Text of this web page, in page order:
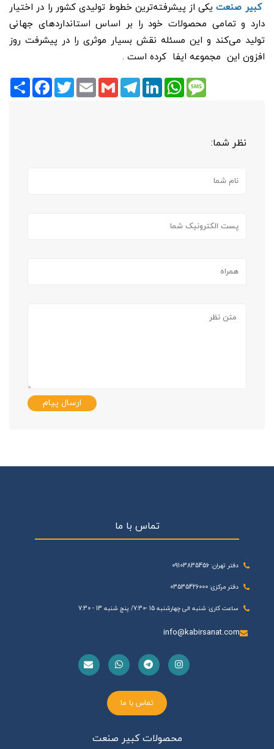
کبیر صنعتیکی از پیشرفته‌‌ترین خطوط تولیدی کشور را در اختیار
دارد و تمامی محصولات خود را بر اساس استاندارد‌های جهانی
تولید می‌کند و این مسئله نقش بسیار موثری را در پیشرفت روز
افزون این مجموعه ایفا کرده است .
Share
FacebookTwitter Email Gmail
TelegramLinkedInWhatsAppMessage
نظر شما:
ارسال پیام
تماس با ما
دفتر تهران: 09103835456
دفتر مرکزی: 03535426000
ساعت کاری: شنبه الی چهارشنبه 15 -7:30/ پنج شنبه 13 - 7:30
info@kabirsanat.com
تماس با ما
محصولات کبیر صنعت